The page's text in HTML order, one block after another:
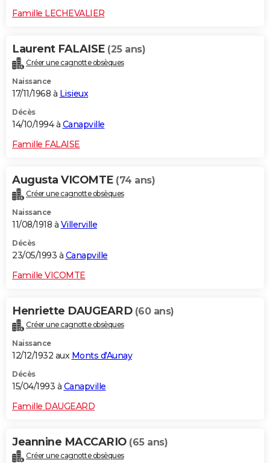
Famille LECHEVALIER
Laurent FALAISE (25 ans)
Créer une cagnotte obsèques
Naissance
17/11/1968 à Lisieux
Décès
14/10/1994 à Canapville
Famille FALAISE
Augusta VICOMTE (74 ans)
Créer une cagnotte obsèques
Naissance
11/08/1918 à Villerville
Décès
23/05/1993 à Canapville
Famille VICOMTE
Henriette DAUGEARD (60 ans)
Créer une cagnotte obsèques
Naissance
12/12/1932 aux Monts d'Aunay
Décès
15/04/1993 à Canapville
Famille DAUGEARD
Jeannine MACCARIO (65 ans)
Créer une cagnotte obsèques